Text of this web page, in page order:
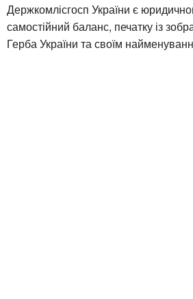
Держкомлісгосп України є
самостійний баланс, печатку із
Герба України та своїм